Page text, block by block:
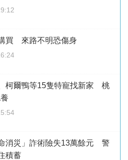
買 來路不明恐傷身
柯爾鴨等15隻特寵找新家 桃
消災」詐術險失13萬餘元 警
積蓄